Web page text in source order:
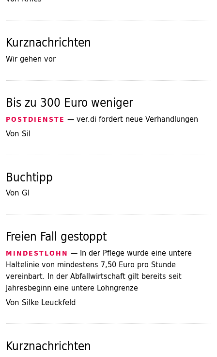
Kurznachrichten
Wir gehen vor
Bis zu 300 Euro weniger
POSTDIENSTE — ver.di fordert neue Verhandlungen
Von Sil
Buchtipp
Von Gl
Freien Fall gestoppt
MINDESTLOHN — In der Pflege wurde eine untere
Haltelinie von mindestens 7,50 Euro pro Stunde
vereinbart. In der Abfallwirtschaft gilt bereits seit
Jahresbeginn eine untere Lohngrenze
Von Silke Leuckfeld
Kurznachrichten